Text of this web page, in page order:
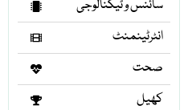
سائنس و ٹیکنالوجی
انٹرٹینمنٹ
صحت
کھیل